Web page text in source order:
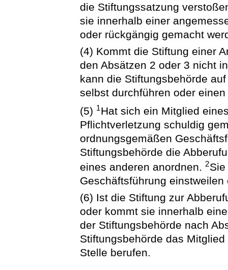
die Stiftungssatzung
sie innerhalb einer
oder rückgängig gemacht
(4) Kommt die Stiftung einer
den Absätzen 2 oder 3 nicht
kann die Stiftungsbehörde
selbst durchführen oder
(5) 1Hat sich ein Mitglied
Pflichtverletzung schuldig
ordnungsgemäßen
Stiftungsbehörde die
eines anderen anordnen.2
Geschäftsführung
(6) Ist die Stiftung zur
oder kommt sie innerhalb
der Stiftungsbehörde nach
Stiftungsbehörde das
Stelle berufen.